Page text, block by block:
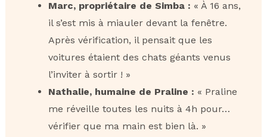
Marc, propriétaire de Simba : « À 16 ans,
il s’est mis à miauler devant la fenêtre.
Après vérification, il pensait que les
voitures étaient des chats géants venus
l’inviter à sortir ! »
Nathalie, humaine de Praline : « Praline
me réveille toutes les nuits à 4h pour…
vérifier que ma main est bien là. »